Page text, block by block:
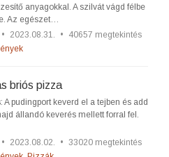
anyagokkal. A szilvát vágd félbe
Az egészet…
• 2023.08.31. •
40657 megtekintés
briós pizza
A pudingport keverd el a tejben és add
állandó keverés mellett forral fel.
• 2023.08.02. • 33020 megtekintés